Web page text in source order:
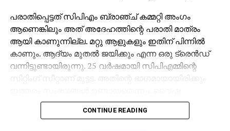
പരാതിപ്പെട്ടത് സിപിഎം ബ്രാഞ്ച് കമ്മറ്റി അംഗം
ആണെങ്കിലും അത് അദേഹത്തിന്റെ പരാതി മാത്രം
ആയി കാണുന്നില്ല. മറ്റു ആളുകളും ഇതിന് പിന്നില്‍
കാണും. ആദ്യം മുതല്‍ ജയിക്കും എന്ന ഒരു ട്രെന്‍ഡ്
വന്നിട്ടുണ്ടായിരുന്നു. 25 വര്‍ഷമായി സിപിഎമ്മിന്റെ
സിറ്റിംഗ് സീറ്റാണ് മുട്ടട. അതിന്റെ ഭാഗമായായിരിക്കും
പ്രതികരിച്ചു.
CONTINUE READING